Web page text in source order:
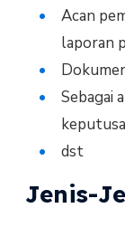
Acan
laporan
Sebagai
dst
Jenis-